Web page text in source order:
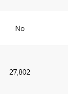
No
27,802